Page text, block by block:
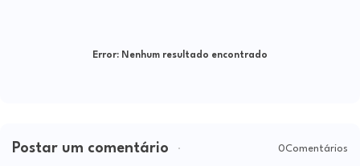
Error: Nenhum resultado encontrado
Postar um comentário 0Comentários